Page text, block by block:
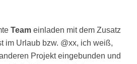
Team einladen mit dem Zusatz
im Urlaub bzw. @xx, ich weiß,
Projekt eingebunden und